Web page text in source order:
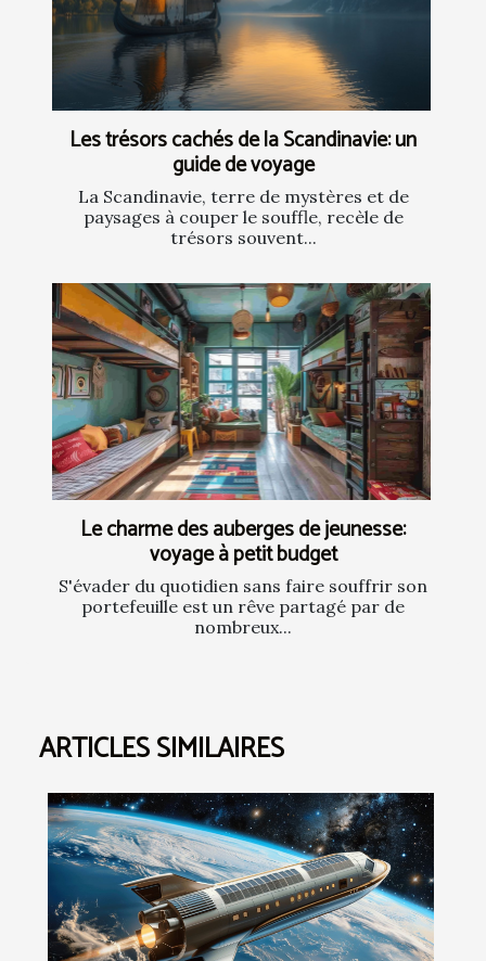
Les trésors cachés de la Scandinavie: un
guide de voyage
La Scandinavie, terre de mystères et de
paysages à couper le souffle, recèle de
trésors souvent...
Le charme des auberges de jeunesse:
voyage à petit budget
S'évader du quotidien sans faire souffrir son
portefeuille est un rêve partagé par de
nombreux...
ARTICLES SIMILAIRES